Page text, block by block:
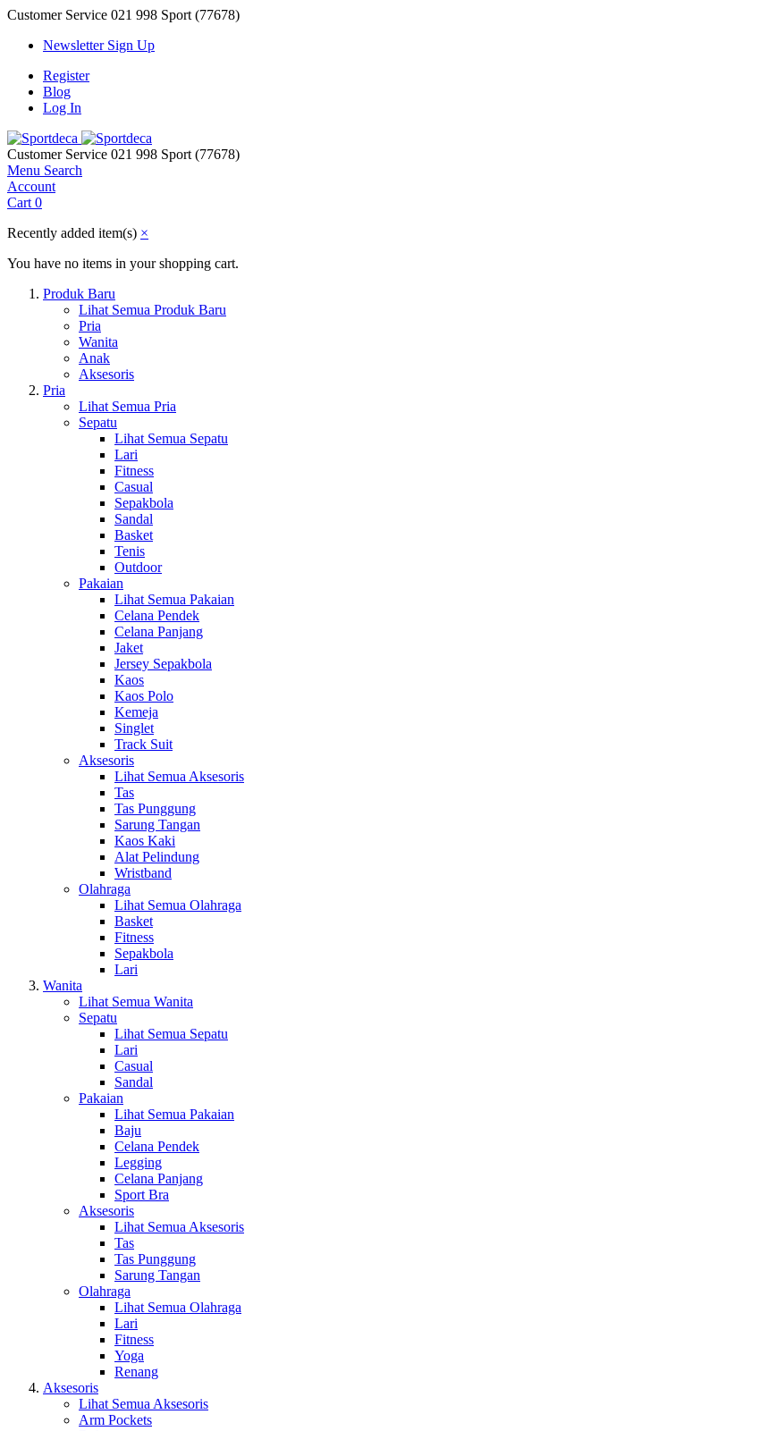
Customer Service 021 998 Sport (77678)
Newsletter Sign Up
Register
Blog
Log In
Customer Service 021 998 Sport (77678)
Menu Search
Account
Cart 0
Recently added item(s) ×
You have no items in your shopping cart.
Produk Baru
Lihat Semua Produk Baru
Pria
Wanita
Anak
Aksesoris
Pria
Lihat Semua Pria
Sepatu
Lihat Semua Sepatu
Lari
Fitness
Casual
Sepakbola
Sandal
Basket
Tenis
Outdoor
Pakaian
Lihat Semua Pakaian
Celana Pendek
Celana Panjang
Jaket
Jersey Sepakbola
Kaos
Kaos Polo
Kemeja
Singlet
Track Suit
Aksesoris
Lihat Semua Aksesoris
Tas
Tas Punggung
Sarung Tangan
Kaos Kaki
Alat Pelindung
Wristband
Olahraga
Lihat Semua Olahraga
Basket
Fitness
Sepakbola
Lari
Wanita
Lihat Semua Wanita
Sepatu
Lihat Semua Sepatu
Lari
Casual
Sandal
Pakaian
Lihat Semua Pakaian
Baju
Celana Pendek
Legging
Celana Panjang
Sport Bra
Aksesoris
Lihat Semua Aksesoris
Tas
Tas Punggung
Sarung Tangan
Olahraga
Lihat Semua Olahraga
Lari
Fitness
Yoga
Renang
Aksesoris
Lihat Semua Aksesoris
Arm Pockets